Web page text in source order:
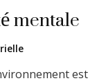
mentale
est